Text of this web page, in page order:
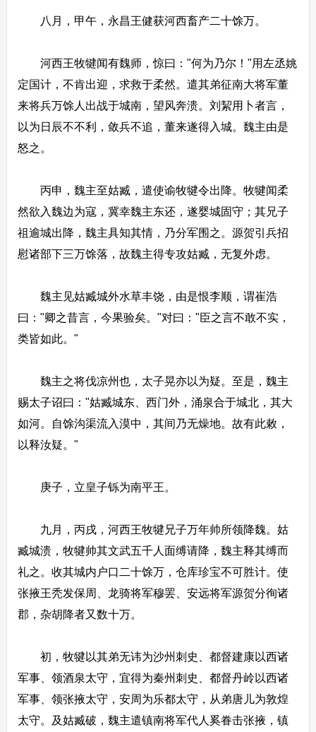
八月，甲午，永昌王健获河西畜产二十馀万。
河西王牧犍闻有魏师，惊曰："何为乃尔！"用左丞姚
定国计，不肯出迎，求救于柔然。遣其弟征南大将军董
来将兵万馀人出战于城南，望风奔溃。刘絜用卜者言，
以为日辰不不利，敛兵不追，董来遂得入城。魏主由是
怒之。
丙申，魏主至姑臧，遣使谕牧犍令出降。牧犍闻柔
然欲入魏边为寇，冀幸魏主东还，遂婴城固守；其兄子
祖逾城出降，魏主具知其情，乃分军围之。源贺引兵招
慰诸部下三万馀落，故魏主得专攻姑臧，无复外虑。
魏主见姑臧城外水草丰饶，由是恨李顺，谓崔浩
曰："卿之昔言，今果验矣。"对曰："臣之言不敢不实，
类皆如此。"
魏主之将伐凉州也，太子晃亦以为疑。至是，魏主
赐太子诏曰："姑臧城东、西门外，涌泉合于城北，其大
如河。自馀沟渠流入漠中，其间乃无燥地。故有此敕，
以释汝疑。"
庚子，立皇子铄为南平王。
九月，丙戌，河西王牧犍兄子万年帅所领降魏。姑
臧城溃，牧犍帅其文武五千人面缚请降，魏主释其缚而
礼之。收其城内户口二十馀万，仓库珍宝不可胜计。使
张掖王秃发保周、龙骑将军穆罢、安远将军源贺分徇诸
郡，杂胡降者又数十万。
初，牧犍以其弟无讳为沙州刺史、都督建康以西诸
军事、领酒泉太守，宜得为秦州刺史、都督丹岭以西诸
军事、领张掖太守，安周为乐都太守，从弟唐儿为敦煌
太守。及姑臧破，魏主遣镇南将军代人奚眷击张掖，镇